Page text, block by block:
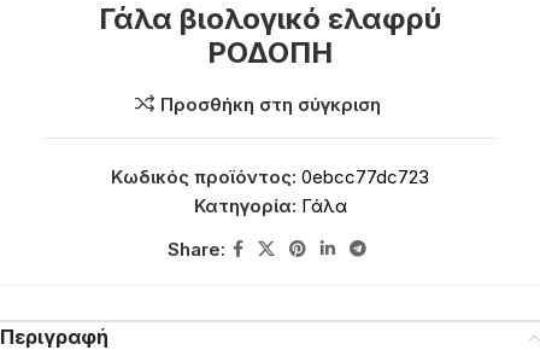
Γάλα βιολογικό ελαφρύ
ΡΟΔΟΠΗ
Προσθήκη στη σύγκριση
Κωδικός προϊόντος: 0ebcc77dc723
Κατηγορία: Γάλα
Share:
Περιγραφή